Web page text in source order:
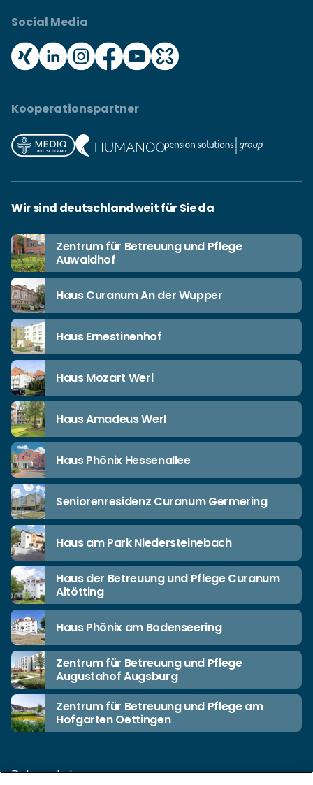
Social Media
Kooperationspartner
Wir sind deutschlandweit für Sie da
Zentrum für Betreuung und Pflege
Auwaldhof
Haus Curanum An der Wupper
Haus Ernestinenhof
Haus Mozart Werl
Haus Amadeus Werl
Haus Phönix Hessenallee
Seniorenresidenz Curanum Germering
Haus am Park Niedersteinebach
Haus der Betreuung und Pflege Curanum
Altötting
Haus Phönix am Bodenseering
Zentrum für Betreuung und Pflege
Augustahof Augsburg
Zentrum für Betreuung und Pflege am
Hofgarten Oettingen
Datenschutz